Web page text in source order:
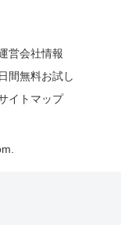
営会社情報
間無料お試し
イトマップ